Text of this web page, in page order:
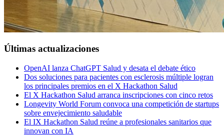
Últimas actualizaciones
OpenAI lanza ChatGPT Salud y desata el debate ético
Dos soluciones para pacientes con esclerosis múltiple logran
los principales premios en el X Hackathon Salud
El X Hackathon Salud arranca inscripciones con cinco retos
Longevity World Forum convoca una competición de startups
sobre envejecimiento saludable
El IX Hackathon Salud reúne a profesionales sanitarios que
innovan con IA